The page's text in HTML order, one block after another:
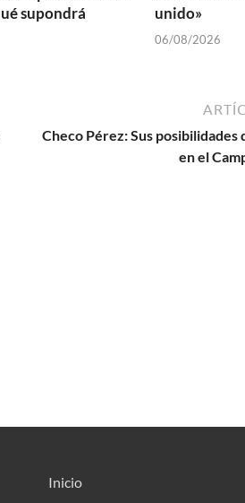
supondrá
unido»
06/08/2026
Checo Pérez: Sus posibilidades
en el
Inicio